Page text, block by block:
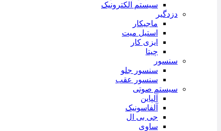
سیستم الکترونیک
دزدگیر
ماجیکار
استیل میت
ایزی کار
چیتا
سنسور
سنسور جلو
سنسور عقب
سیستم صوتی
آلپاین
آلفاسونیک
جی بی ال
ساوی